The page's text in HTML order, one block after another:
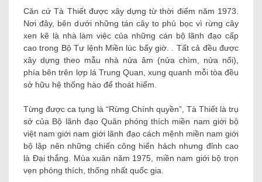
Những khoảnh khắc xinh
của Hành trình Vòng hoa
nhân ái tại Căn cứ Tà
Thiết và chùa Sóc to
Đoàn tự nguyện tham quan cơ sở dệt – trưng bày thổ
cẩm, di sản của dân tộc S’tiêng, xã An Khương (huyện